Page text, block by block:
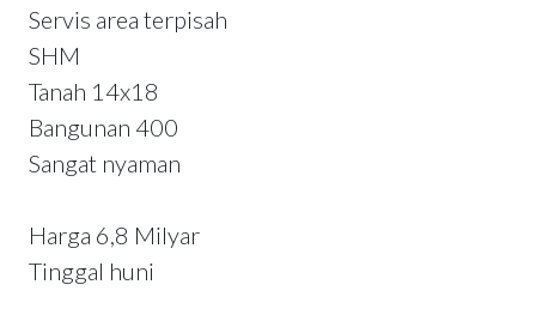
Servis area terpisah
SHM
Tanah 14x18
Bangunan 400
Sangat nyaman
Harga 6,8 Milyar
Tinggal huni